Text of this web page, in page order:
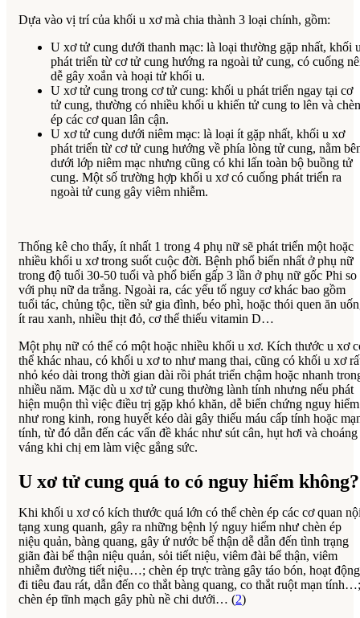
Dựa vào vị trí của khối u xơ mà chia thành 3 loại chính, gồm:
U xơ tử cung dưới thanh mạc: là loại thường gặp nhất, khối
phát triển từ cơ tử cung hướng ra ngoài tử cung, có cuống
dễ gây xoắn và hoại tử khối u.
U xơ tử cung trong cơ tử cung: khối u phát triển ngay tại cơ
tử cung, thường có nhiều khối u khiến tử cung to lên và chèn
ép các cơ quan lân cận.
U xơ tử cung dưới niêm mạc: là loại ít gặp nhất, khối u xơ
phát triển từ cơ tử cung hướng về phía lòng tử cung, nằm
dưới lớp niêm mạc nhưng cũng có khi lấn toàn bộ buồng tử
cung. Một số trường hợp khối u xơ có cuống phát triển ra
ngoài tử cung gây viêm nhiễm.
Thống kê cho thấy, ít nhất 1 trong 4 phụ nữ sẽ phát triển một hoặc
nhiều khối u xơ trong suốt cuộc đời. Bệnh phổ biến nhất ở phụ nữ
trong độ tuổi 30-50 tuổi và phổ biến gấp 3 lần ở phụ nữ gốc Phi so
với phụ nữ da trắng. Ngoài ra, các yếu tố nguy cơ khác bao gồm
tuổi tác, chủng tộc, tiền sử gia đình, béo phì, hoặc thói quen ăn
ít rau xanh, nhiều thịt đỏ, cơ thể thiếu vitamin D…
Một phụ nữ có thể có một hoặc nhiều khối u xơ. Kích thước u xơ
thể khác nhau, có khối u xơ to như mang thai, cũng có khối u xơ
nhỏ kéo dài trong thời gian dài rồi phát triển chậm hoặc nhanh
nhiều năm. Mặc dù u xơ tử cung thường lành tính nhưng nếu phát
hiện muộn thì việc điều trị gặp khó khăn, dễ biến chứng nguy hiểm
như rong kinh, rong huyết kéo dài gây thiếu máu cấp tính hoặc
tính, từ đó dẫn đến các vấn đề khác như sút cân, hụt hơi và choáng
váng khi chị em làm việc gắng sức.
U xơ tử cung quá to có nguy hiểm không?
Khi khối u xơ có kích thước quá lớn có thể chèn ép các cơ quan
tạng xung quanh, gây ra những bệnh lý nguy hiểm như chèn ép
niệu quản, bàng quang, gây ứ nước bể thận dễ dẫn đến tình trạng
giãn đài bể thận niệu quản, sỏi tiết niệu, viêm đài bể thận, viêm
nhiễm đường tiết niệu…; chèn ép trực tràng gây táo bón, hoạt động
đi tiêu đau rát, dẫn đến co thắt bàng quang, co thắt ruột mạn tính…;
chèn ép tĩnh mạch gây phù nề chi dưới… (2)